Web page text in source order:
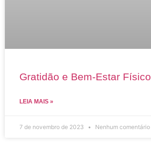
Gratidão e Bem-Estar Físico
LEIA MAIS »
7 de novembro de 2023 Nenhum comentário